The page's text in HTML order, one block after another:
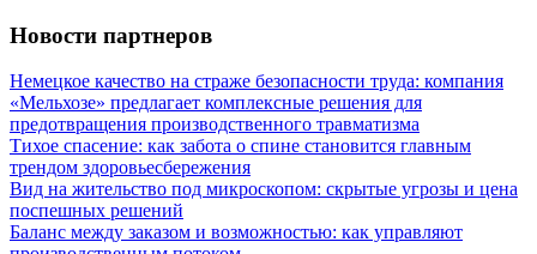
Новости партнеров
Немецкое качество на страже безопасности труда: компания
«Мельхозе» предлагает комплексные решения для
предотвращения производственного травматизма
Тихое спасение: как забота о спине становится главным
трендом здоровьесбережения
Вид на жительство под микроскопом: скрытые угрозы и цена
поспешных решений
Баланс между заказом и возможностью: как управляют